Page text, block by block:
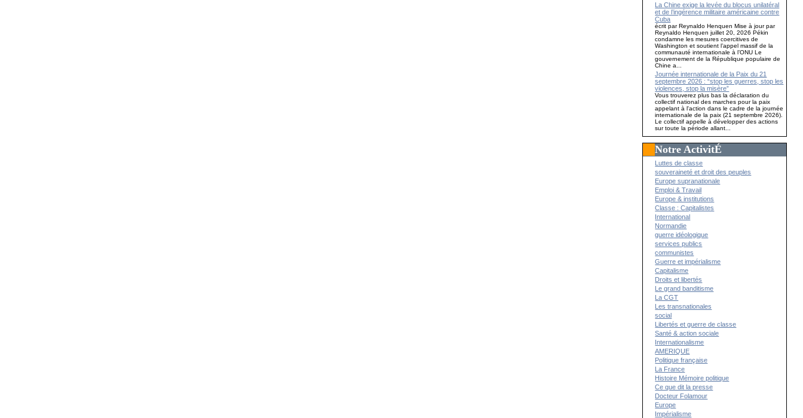
La Chine exige la levée du blocus unilatéral
et de l’ingérence militaire américaine contre
Cuba
écrit par Reynaldo Henquen Mise à jour par
Reynaldo Henquen juillet 20, 2026 Pékin
condamne les mesures coercitives de
Washington et soutient l’appel massif de la
communauté internationale à l’ONU Le
gouvernement de la République populaire de
Chine a...
Journée internationale de la Paix du 21
septembre 2026 : “stop les guerres, stop les
violences, stop la misère”
Vous trouverez plus bas la déclaration du
collectif national des marches pour la paix
appelant à l'action dans le cadre de la journée
internationale de la paix (21 septembre 2026).
Le collectif appelle à développer des actions
sur toute la période allant...
Notre ActivitÉ
Luttes de classe
souveraineté et droit des peuples
Europe supranationale
Emploi & Travail
Europe & institutions
Classe : Capitalistes
International
Normandie
guerre idéologique
services publics
communistes
Guerre et impérialisme
Capitalisme
Droits et libertés
Le grand banditisme
La CGT
Les transnationales
social
Libertés et guerre de classe
Santé & action sociale
Internationalisme
AMERIQUE
Politique française
La France
Histoire Mémoire politique
Ce que dit la presse
Docteur Folamour
Europe
Impérialisme